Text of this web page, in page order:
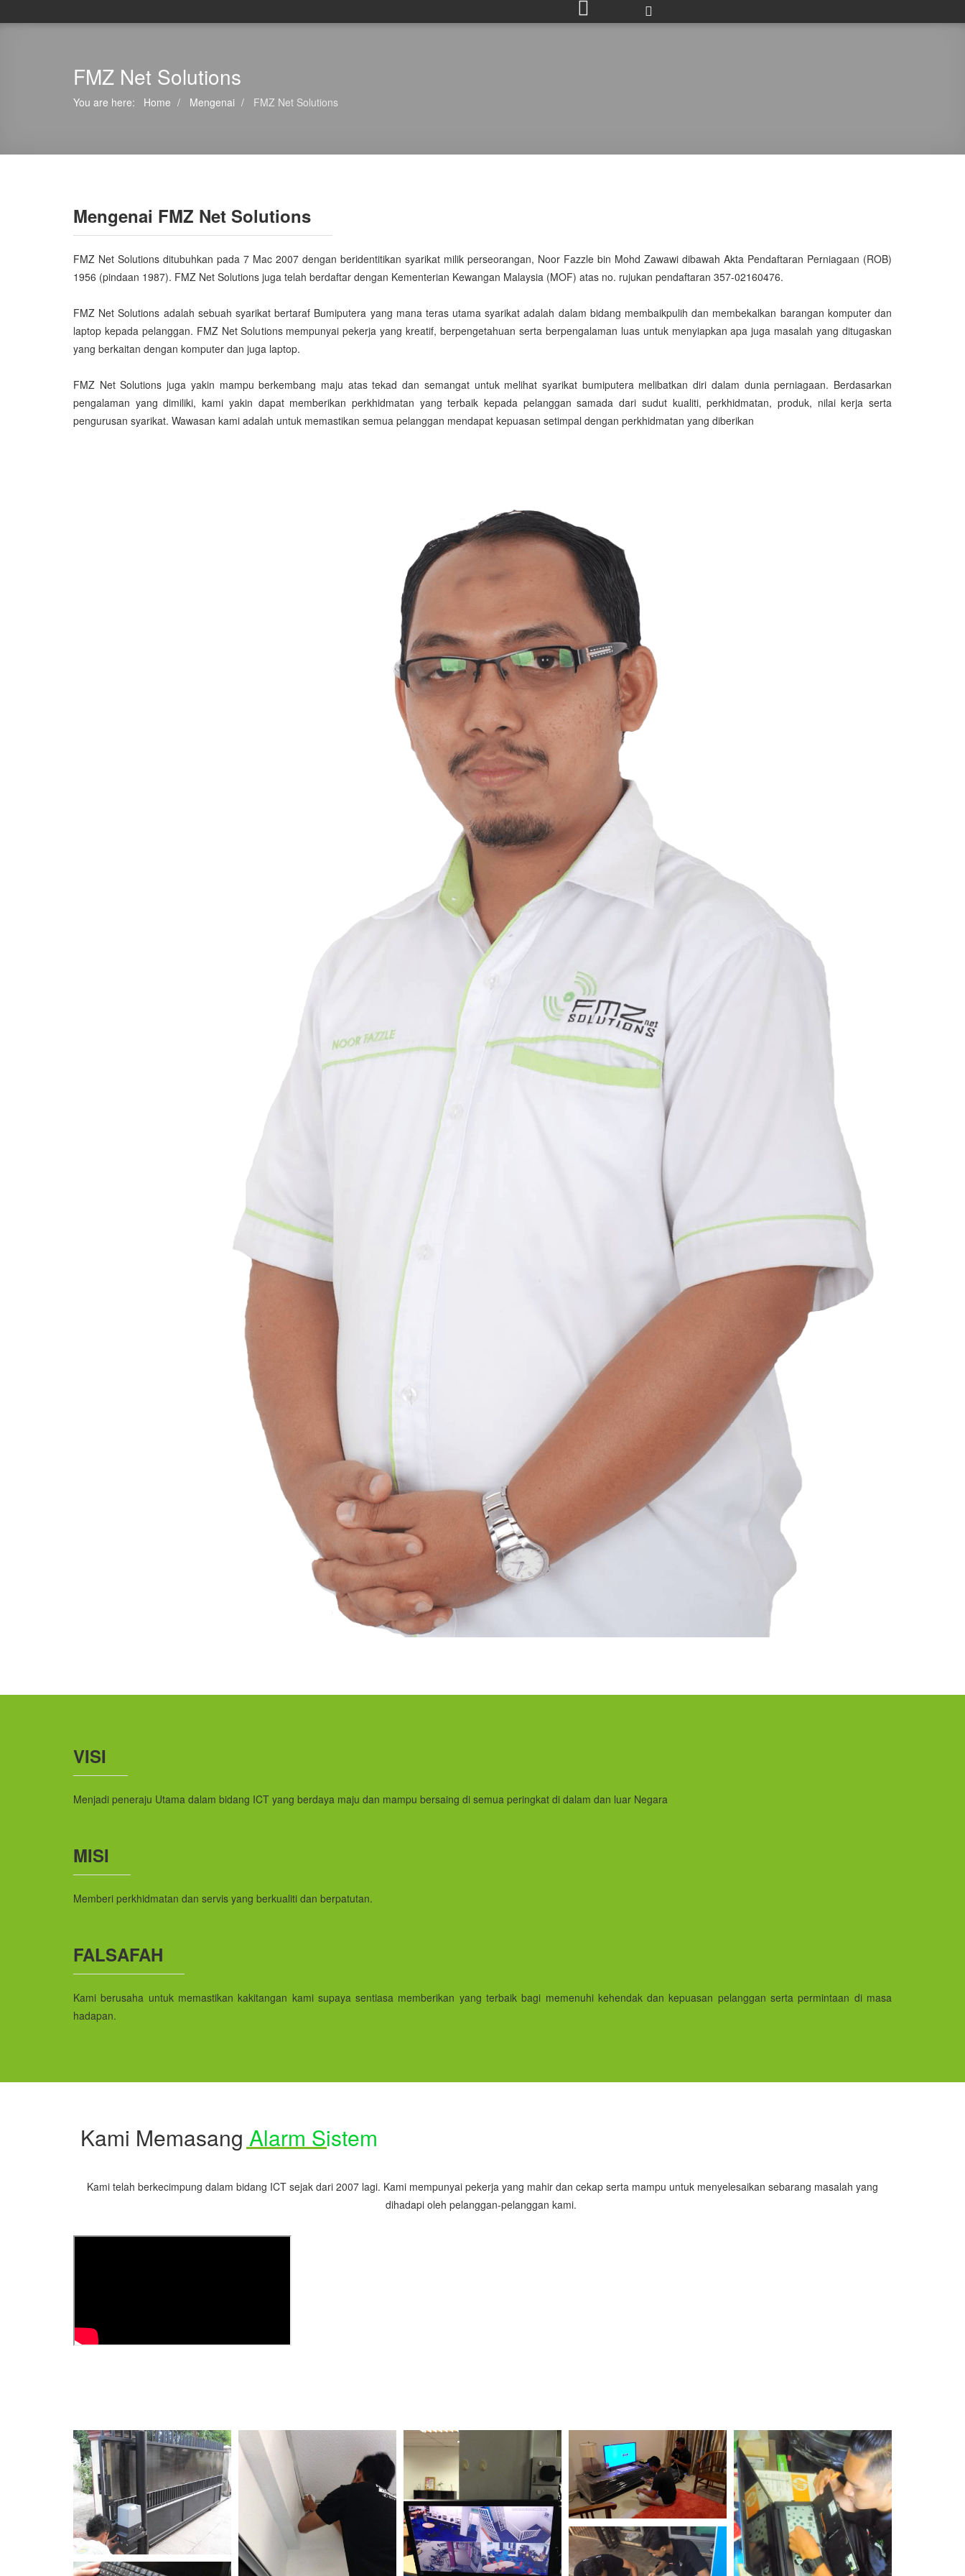
FMZ Net Solutions
You are here: Home Mengenai FMZ Net Solutions
Mengenai FMZ Net Solutions
FMZ Net Solutions ditubuhkan pada 7 Mac 2007 dengan beridentitikan syarikat milik perseorangan, Noor Fazzle bin Mohd Zawawi dibawah Akta Pendaftaran Perniagaan (ROB)
1956 (pindaan 1987). FMZ Net Solutions juga telah berdaftar dengan Kementerian Kewangan Malaysia (MOF) atas no. rujukan pendaftaran 357-02160476.
FMZ Net Solutions adalah sebuah syarikat bertaraf Bumiputera yang mana teras utama syarikat adalah dalam bidang membaikpulih dan membekalkan barangan komputer dan
laptop kepada pelanggan. FMZ Net Solutions mempunyai pekerja yang kreatif, berpengetahuan serta berpengalaman luas untuk menyiapkan apa juga masalah yang ditugaskan
yang berkaitan dengan komputer dan juga laptop.
FMZ Net Solutions juga yakin mampu berkembang maju atas tekad dan semangat untuk melihat syarikat bumiputera melibatkan diri dalam dunia perniagaan. Berdasarkan
pengalaman yang dimiliki, kami yakin dapat memberikan perkhidmatan yang terbaik kepada pelanggan samada dari sudut kualiti, perkhidmatan, produk, nilai kerja serta
pengurusan syarikat. Wawasan kami adalah untuk memastikan semua pelanggan mendapat kepuasan setimpal dengan perkhidmatan yang diberikan
VISI
Menjadi peneraju Utama dalam bidang ICT yang berdaya maju dan mampu bersaing di semua peringkat di dalam dan luar Negara
MISI
Memberi perkhidmatan dan servis yang berkualiti dan berpatutan.
FALSAFAH
Kami berusaha untuk memastikan kakitangan kami supaya sentiasa memberikan yang terbaik bagi memenuhi kehendak dan kepuasan pelanggan serta permintaan di masa
hadapan.
Kami Memasang Alarm Sistem
Kami telah berkecimpung dalam bidang ICT sejak dari 2007 lagi. Kami mempunyai pekerja yang mahir dan cekap serta mampu untuk menyelesaikan sebarang masalah yang
dihadapi oleh pelanggan-pelanggan kami.